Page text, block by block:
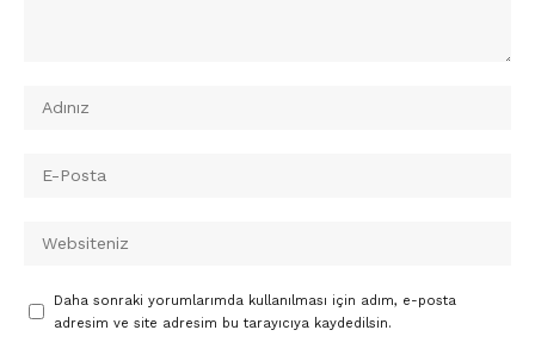
Daha sonraki yorumlarımda kullanılması için adım, e-posta
adresim ve site adresim bu tarayıcıya kaydedilsin.